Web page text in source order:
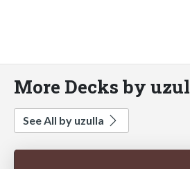
More Decks by
See All by uzulla